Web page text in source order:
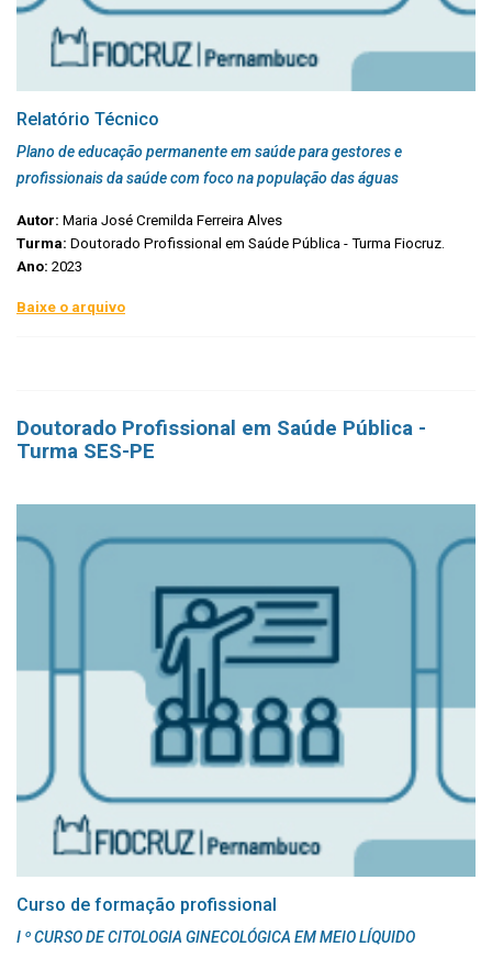
Relatório Técnico
Plano de educação permanente em saúde para gestores e
profissionais da saúde com foco na população das águas
Autor: Maria José Cremilda Ferreira Alves
Turma: Doutorado Profissional em Saúde Pública - Turma Fiocruz.
Ano: 2023
Baixe o arquivo
Doutorado Profissional em Saúde Pública -
Turma SES-PE
Curso de formação profissional
I º CURSO DE CITOLOGIA GINECOLÓGICA EM MEIO LÍQUIDO